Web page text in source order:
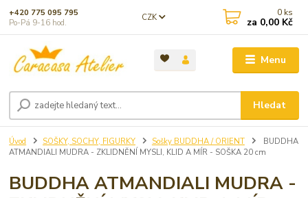
Menu
CZK
Hledat
+420 775 095 795
Po-Pá 9-16 hod.
0 ks
za 0,00 Kč
Úvod SOŠKY, SOCHY, FIGURKY Sošky BUDDHA / ORIENT
BUDDHA
ATMANDIALI MUDRA - ZKLIDNĚNÍ MYSLI, KLID A MÍR - SOŠKA 20 cm
BUDDHA ATMANDIALI MUDRA -